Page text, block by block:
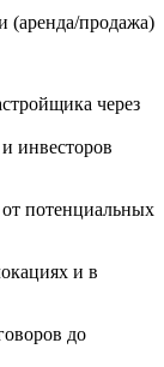
(аренда/продажа)
через
инвесторов
потенциальных
и в
до